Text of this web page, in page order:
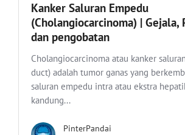
Kanker Saluran Empedu
(Cholangiocarcinoma) | Gejala,
dan pengobatan
Cholangiocarcinoma atau kanker
duct) adalah tumor ganas yang
saluran empedu intra atau ekstra
kandung...
PinterPandai